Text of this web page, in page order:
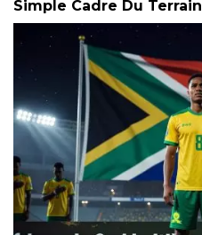
Simple Cadre Du Terrain